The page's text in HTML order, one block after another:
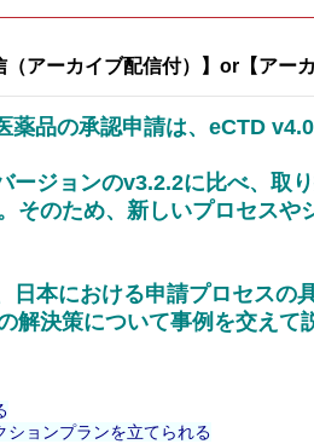
アーカイブ配信付）】or【アー
品の承認申請は、eCTD
ージョンのv3.2.2に比べ、取
そのため、新しいプロセスや
本における申請プロセスの
決策について事例を交えて
ョンプランを立てられる